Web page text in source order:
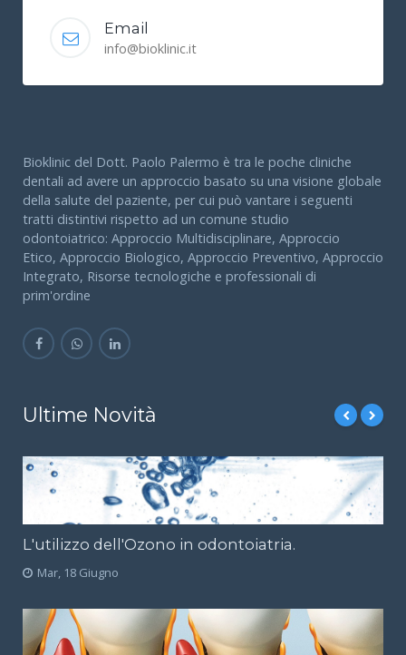
Email
info@bioklinic.it
Bioklinic del Dott. Paolo Palermo è tra le poche cliniche
dentali ad avere un approccio basato su una visione globale
della salute del paziente, per cui può vantare i seguenti
tratti distintivi rispetto ad un comune studio
odontoiatrico: Approccio Multidisciplinare, Approccio
Etico, Approccio Biologico, Approccio Preventivo, Approccio
Integrato, Risorse tecnologiche e professionali di
prim'ordine
Ultime Novità
L'utilizzo dell'Ozono in odontoiatria.
Mar, 18 Giugno